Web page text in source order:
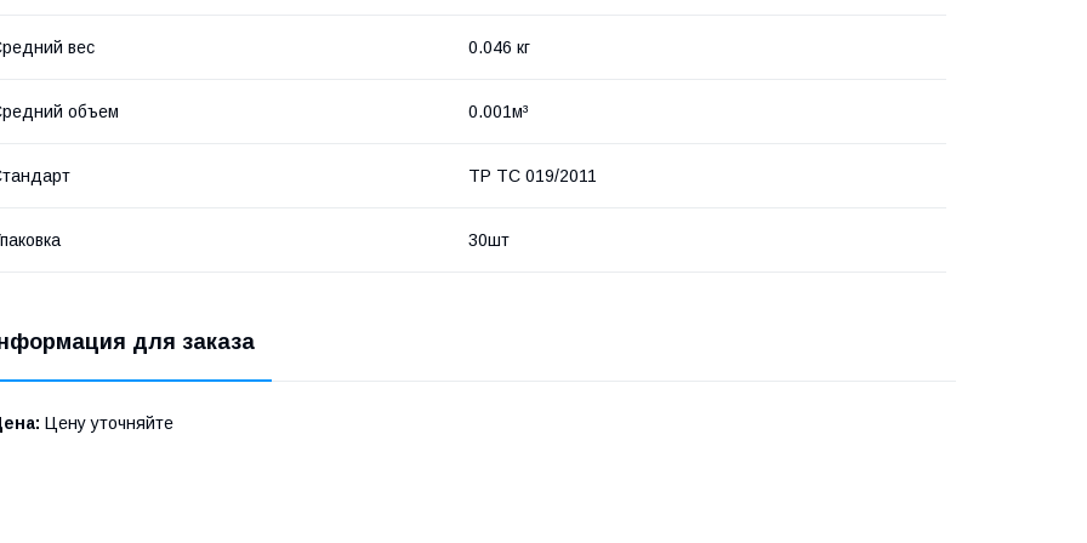
вес 0.046 кг
объем 0.001м³
ТР ТС 019/2011
30шт
для заказа
Цену уточняйте